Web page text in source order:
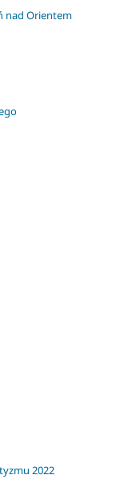
nad Orientem
2022